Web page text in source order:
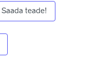
teade!